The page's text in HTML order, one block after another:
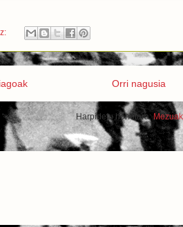
Orri nagusia
Harpidetu honetara: